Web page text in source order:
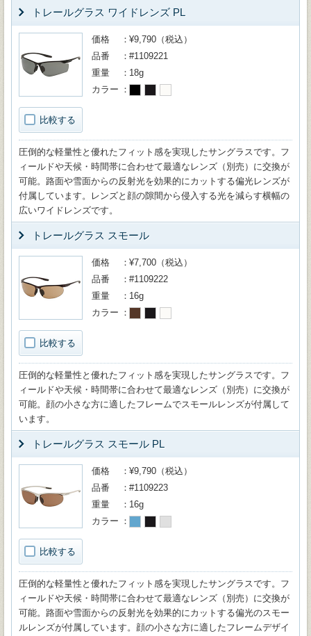
トレールグラス ワイドレンズ PL
比較する
価格
¥9,790（税込）
品番
#1109221
重量
18g
カラー
圧倒的な軽量性と優れたフィット感を実現したサングラスです。フ
ィールドや天候・時間帯に合わせて最適なレンズ（別売）に交換が
可能。路面や雪面からの反射光を効果的にカットする偏光レンズが
付属しています。レンズと顔の隙間から侵入する光を減らす横幅の
広いワイドレンズです。
トレールグラス スモール
比較する
価格
¥7,700（税込）
品番
#1109222
重量
16g
カラー
圧倒的な軽量性と優れたフィット感を実現したサングラスです。フ
ィールドや天候・時間帯に合わせて最適なレンズ（別売）に交換が
可能。顔の小さな方に適したフレームでスモールレンズが付属して
います。
トレールグラス スモール PL
比較する
価格
¥9,790（税込）
品番
#1109223
重量
16g
カラー
圧倒的な軽量性と優れたフィット感を実現したサングラスです。フ
ィールドや天候・時間帯に合わせて最適なレンズ（別売）に交換が
可能。路面や雪面からの反射光を効果的にカットする偏光のスモー
ルレンズが付属しています。顔の小さな方に適したフレームデザイ